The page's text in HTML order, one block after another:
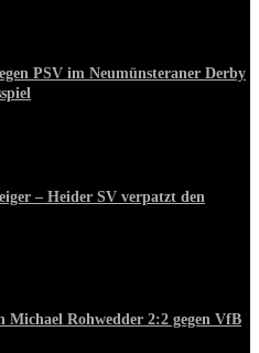
PSV im Neumünsteraner Derby
– Heider SV verpatzt den
Rohwedder 2:2 gegen VfB